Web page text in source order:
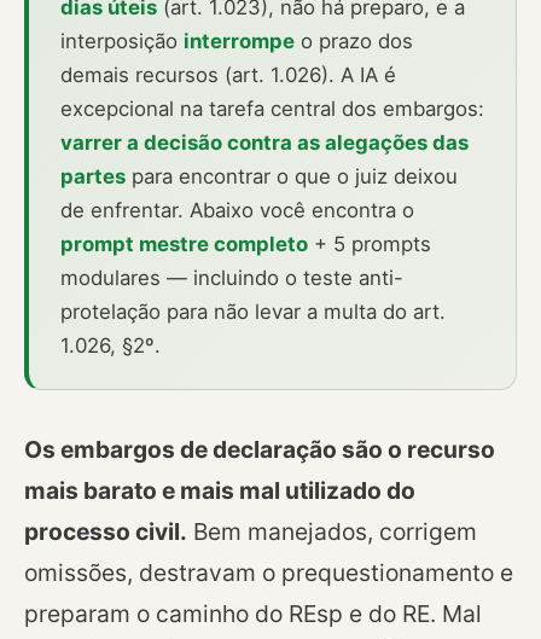
dias úteis (art. 1.023), não há preparo, e a
interposição interrompe o prazo dos
demais recursos (art. 1.026). A IA é
excepcional na tarefa central dos embargos:
varrer a decisão contra as alegações das
partes para encontrar o que o juiz deixou
de enfrentar. Abaixo você encontra o
prompt mestre completo + 5 prompts
modulares — incluindo o teste anti-
protelação para não levar a multa do art.
1.026, §2º.
Os embargos de declaração são o recurso
mais barato e mais mal utilizado do
processo civil. Bem manejados, corrigem
omissões, destravam o prequestionamento e
preparam o caminho do REsp e do RE. Mal